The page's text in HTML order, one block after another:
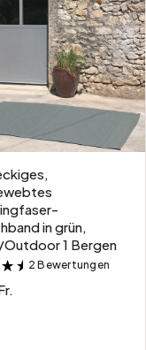
in grün,
1 Bergen
&
2 Bewertungen